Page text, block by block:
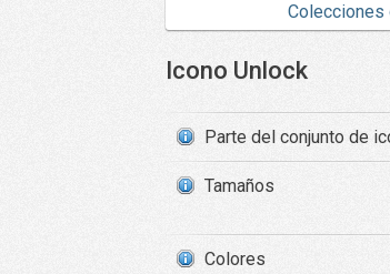
Colecciones
Icono Unlock
Parte del conjunto de
Tamaños
Colores